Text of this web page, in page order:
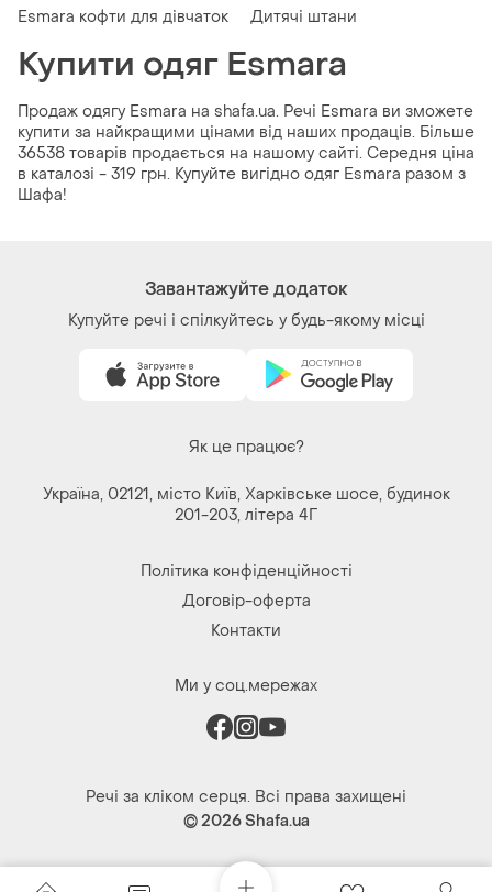
Esmara кофти для дівчаток Дитячі штани
Купити одяг Esmara
Продаж одягу Esmara на shafa.ua. Речі Esmara ви зможете
купити за найкращими цінами від наших продаців. Більше
36538 товарів продається на нашому сайті. Середня ціна
в каталозі - 319 грн. Купуйте вигідно одяг Esmara разом з
Шафа!
Завантажуйте додаток
Купуйте речі і спілкуйтесь у будь-якому місці
Як це працює?
Україна, 02121, місто Київ, Харківське шосе, будинок
201-203, літера 4Г
Політика конфіденційності
Договір-оферта
Контакти
Ми у соц.мережах
Речі за кліком серця. Всі права захищені
© 2026Shafa.ua